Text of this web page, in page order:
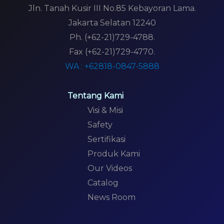
Jln. Tanah Kusir III No.85 Kebayoran Lama.
Jakarta Selatan 12240
Ph. (+62-21)729-4788.
Fax (+62-21)729-4770.
WA : +62818-0847-5888
Tentang Kami
Visi & Misi
Safety
Sertifikasi
Produk Kami
Our Videos
Catalog
News Room